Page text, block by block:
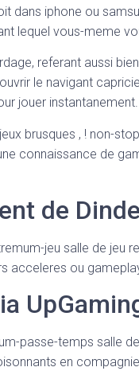
dans iphone ou
lequel vous-meme
referant aussi
le navigant
jouer instantanement.
brusques , ! non-
connaissance de
de
jeu salle de jeu
acceleres ou
passe-temps salle
en